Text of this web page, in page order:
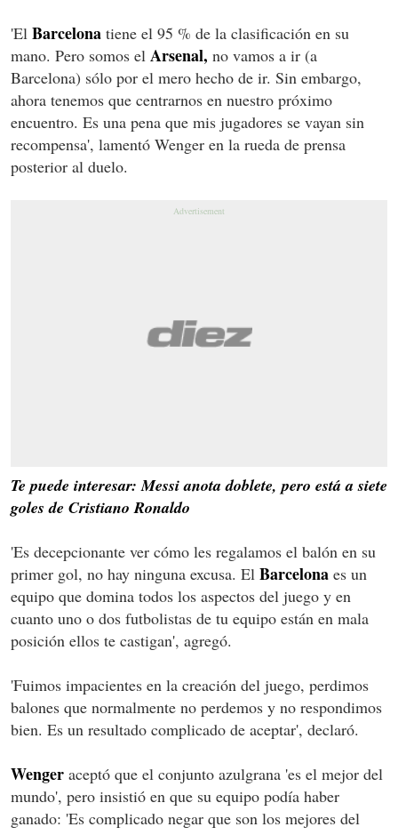
'El Barcelona tiene el 95 % de la clasificación en su
mano. Pero somos el Arsenal, no vamos a ir (a
Barcelona) sólo por el mero hecho de ir. Sin embargo,
ahora tenemos que centrarnos en nuestro próximo
encuentro. Es una pena que mis jugadores se vayan sin
recompensa', lamentó Wenger en la rueda de prensa
posterior al duelo.
Te puede interesar: Messi anota doblete, pero está a siete
goles de Cristiano Ronaldo
'Es decepcionante ver cómo les regalamos el balón en su
primer gol, no hay ninguna excusa. El Barcelona es un
equipo que domina todos los aspectos del juego y en
cuanto uno o dos futbolistas de tu equipo están en mala
posición ellos te castigan', agregó.
'Fuimos impacientes en la creación del juego, perdimos
balones que normalmente no perdemos y no respondimos
bien. Es un resultado complicado de aceptar', declaró.
Wenger aceptó que el conjunto azulgrana 'es el mejor del
mundo', pero insistió en que su equipo podía haber
ganado: 'Es complicado negar que son los mejores del